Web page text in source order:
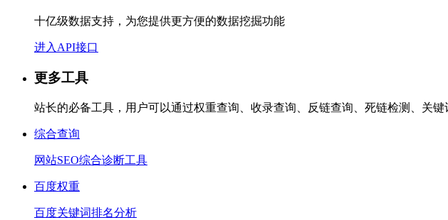
十亿级数据支持，为您提供更方便的数据挖掘功能
进入API接口
更多工具
站长的必备工具，用户可以通过权重查询、收录查询、反链查询、死链检测、关
综合查询
网站SEO综合诊断工具
百度权重
百度关键词排名分析